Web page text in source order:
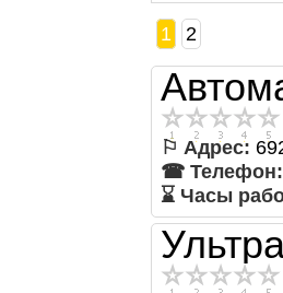
1 2
⚐ Адрес:
☎ Телефон:
⌛ Часы